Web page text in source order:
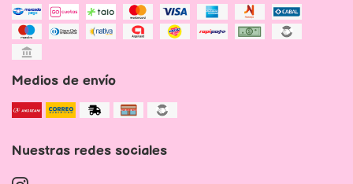
Medios de envío
Nuestras redes sociales